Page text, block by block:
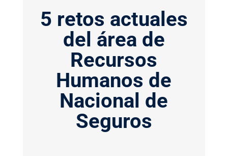
5 retos actuales
del área de
Recursos
Humanos de
Nacional de
Seguros